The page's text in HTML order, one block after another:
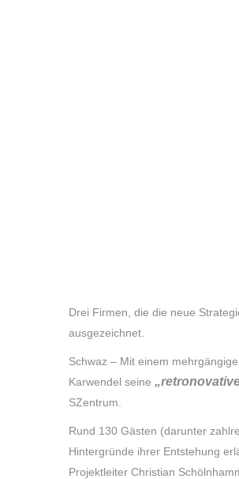
Drei Firmen, die die neue
ausgezeichnet.
Schwaz – Mit einem
Karwendel seine
SZentrum.
Rund 130 Gästen (darunter
Hintergründe ihrer Entstehung
Projektleiter Christian